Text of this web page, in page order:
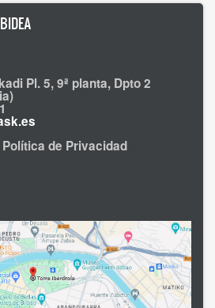
Pl. 5, 9ª planta, Dpto 2
de Privacidad